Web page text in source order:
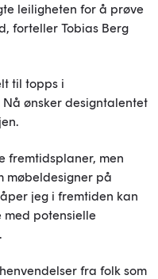
leiligheten for å prøve
forteller Tobias Berg
til topps i
ønsker designtalentet
fremtidsplaner, men
møbeldesigner på
jeg i fremtiden kan
potensielle
fra folk som